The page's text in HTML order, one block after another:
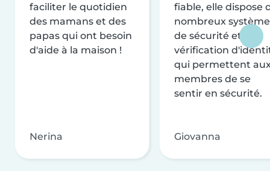
faciliter le quotidien
des mamans et des
papas qui ont besoin
d'aide à la maison !
Nerina
fiable, elle dispose
nombreux
de sécurité et de
vérification
qui permettent
membres de se
sentir en sécurité.
Giovanna